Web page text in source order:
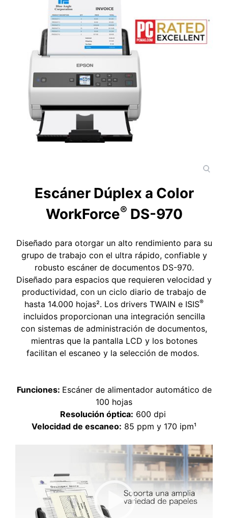
Escáner Dúplex a Color
WorkForce® DS-970
Diseñado para otorgar un alto rendimiento para su
grupo de trabajo con el ultra rápido, confiable y
robusto escáner de documentos DS-970.
Diseñado para espacios que requieren velocidad y
productividad, con un ciclo diario de trabajo de
hasta 14.000 hojas². Los drivers TWAIN e ISIS®
incluidos proporcionan una integración sencilla
con sistemas de administración de documentos,
mientras que la pantalla LCD y los botones
facilitan el escaneo y la selección de modos.
Funciones: Escáner de alimentador automático de
100 hojas
Resolución óptica: 600 dpi
Velocidad de escaneo: 85 ppm y 170 ipm¹
Reproductor de vídeo